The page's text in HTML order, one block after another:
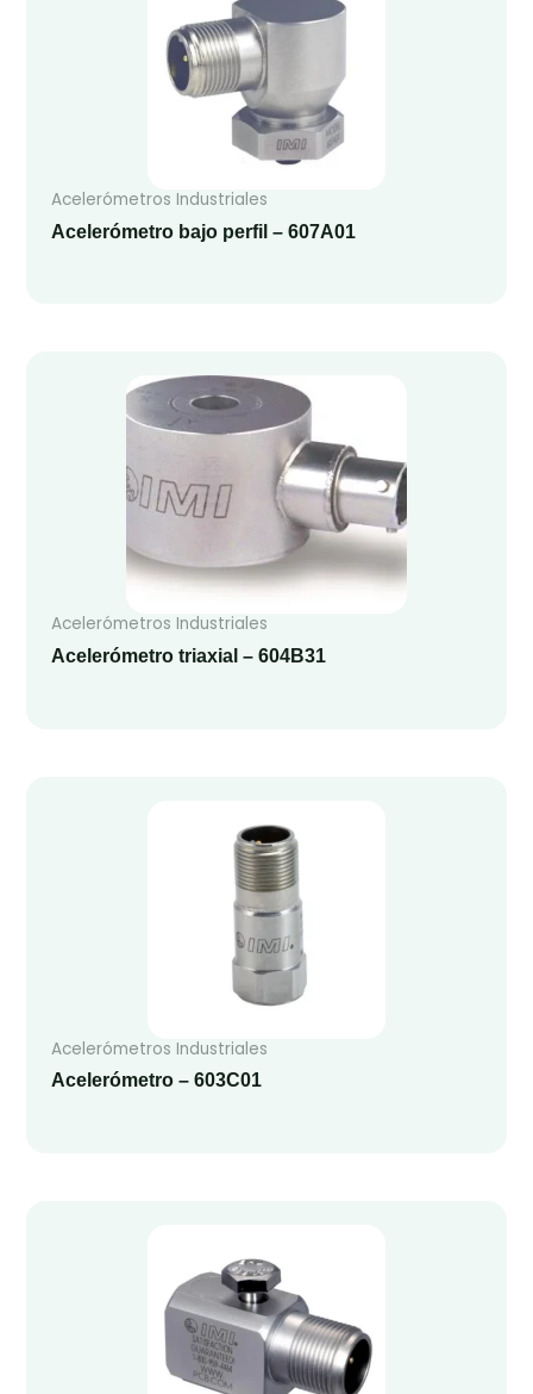
Acelerómetros Industriales
Acelerómetro bajo perfil – 607A01
Acelerómetros Industriales
Acelerómetro triaxial – 604B31
Acelerómetros Industriales
Acelerómetro – 603C01